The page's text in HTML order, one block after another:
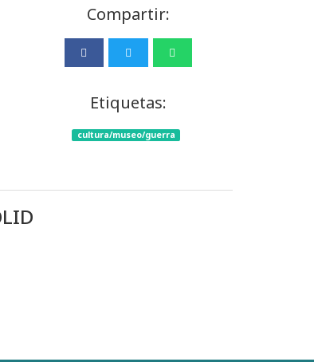
Compartir:
Etiquetas:
cultura/museo/guerra